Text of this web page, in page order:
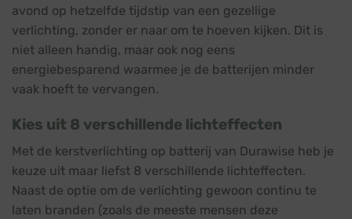
avond op hetzelfde tijdstip van een gezellige
verlichting, zonder er naar om te hoeven kijken. Dit is
niet alleen handig, maar ook nog eens
energiebesparend waarmee je de batterijen minder
vaak hoeft te vervangen.
Kies uit 8 verschillende lichteffecten
Met de kerstverlichting op batterij van Durawise heb je
keuze uit maar liefst 8 verschillende lichteffecten.
Naast de optie om de verlichting gewoon continu te
laten branden (zoals de meeste mensen deze